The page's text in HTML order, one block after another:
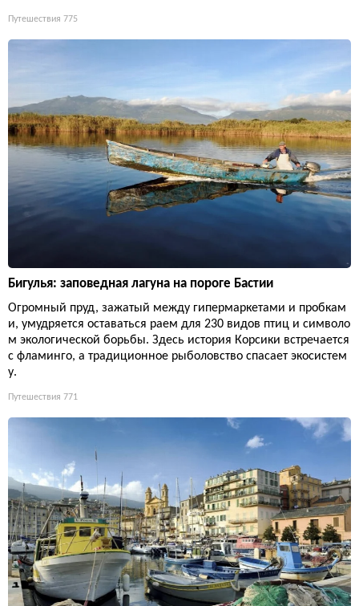
Путешествия 775
Бигулья: заповедная лагуна на пороге Бастии
Огромный пруд, зажатый между гипермаркетами и пробкам
и, умудряется оставаться раем для 230 видов птиц и символо
м экологической борьбы. Здесь история Корсики встречается
с фламинго, а традиционное рыболовство спасает экосистем
у.
Путешествия 771